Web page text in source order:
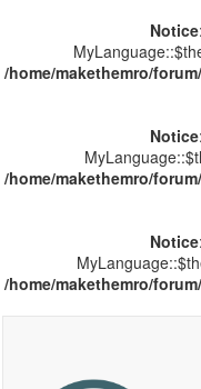
Notice
/home/makethemro/
Notice
/home/makethemro/
Notice
/home/makethemro/